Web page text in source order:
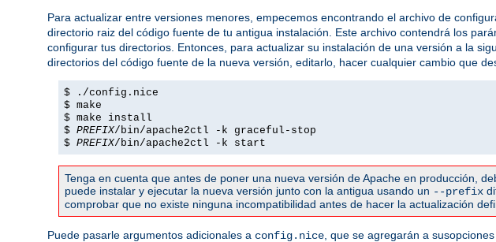
Para actualizar entre versiones menores, empecemos encontrando el archivo de
directorio raiz del código fuente de tu antigua instalación. Este archivo contendrá los
configurar tus directorios. Entonces, para actualizar su instalación de una versión a la
directorios del código fuente de la nueva versión, editarlo, hacer cualquier cambio que
$ ./config.nice
$ make
$ make install
$ PREFIX/bin/apache2ctl -k graceful-stop
$ PREFIX/bin/apache2ctl -k start
Tenga en cuenta que antes de poner una nueva versión de Apache en producción,
puede instalar y ejecutar la nueva versión junto con la antigua usando un --prefix
comprobar que no existe ninguna incompatibilidad antes de hacer la actualización
Puede pasarle argumentos adicionales a config.nice , que se agregarán a